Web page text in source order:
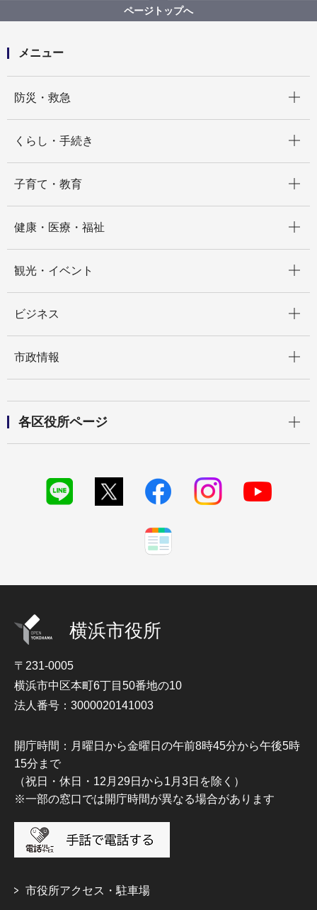
税務署の受付時間を教えてください。何時まで受付を
しているですか。土日もやっているのですか。
ページトップへ
メニュー
防災・救急
くらし・手続き
子育て・教育
健康・医療・福祉
観光・イベント
ビジネス
市政情報
各区役所ページ
横浜市役所
〒231-0005
横浜市中区本町6丁目50番地の10
法人番号：3000020141003
開庁時間：月曜日から金曜日の午前8時45分から午後5時
15分まで
（祝日・休日・12月29日から1月3日を除く）
※一部の窓口では開庁時間が異なる場合があります
市役所アクセス・駐車場